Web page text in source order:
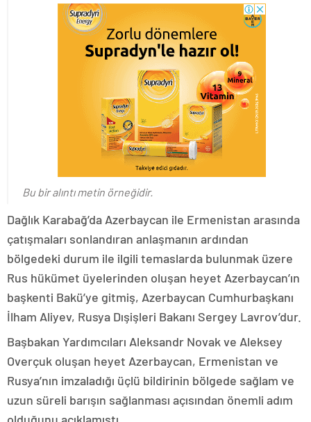
Bu bir alıntı metin örneğidir.
Dağlık Karabağ’da Azerbaycan ile Ermenistan arasında
çatışmaları sonlandıran anlaşmanın ardından
bölgedeki durum ile ilgili temaslarda bulunmak üzere
Rus hükümet üyelerinden oluşan heyet Azerbaycan’ın
başkenti Bakü’ye gitmiş, Azerbaycan Cumhurbaşkanı
İlham Aliyev, Rusya Dışişleri Bakanı Sergey Lavrov’dur.
Başbakan Yardımcıları Aleksandr Novak ve Aleksey
Overçuk oluşan heyet Azerbaycan, Ermenistan ve
Rusya’nın imzaladığı üçlü bildirinin bölgede sağlam ve
uzun süreli barışın sağlanması açısından önemli adım